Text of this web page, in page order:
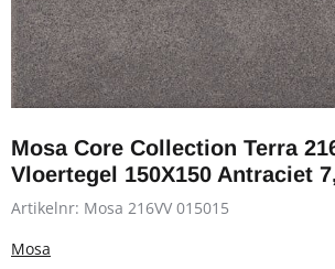
Mosa Core Collection Terra
Vloertegel 150X150 Antraciet
Artikelnr: Mosa 216VV 015015
Mosa